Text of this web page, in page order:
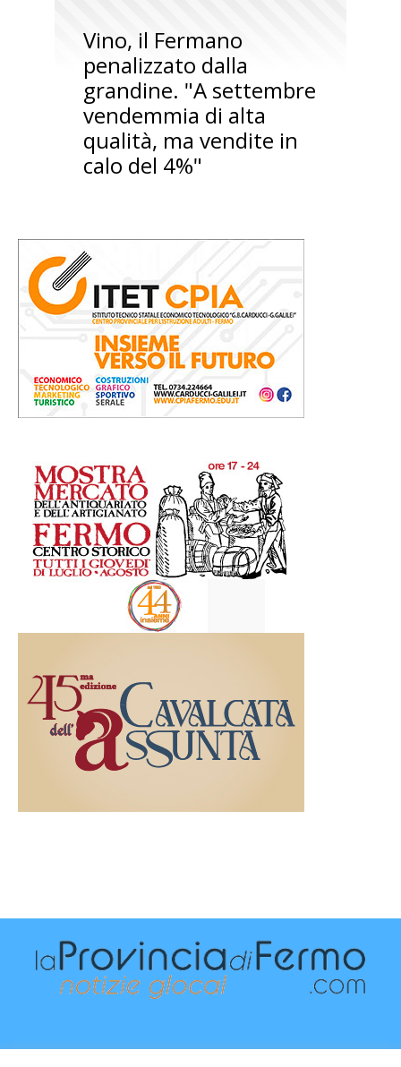
Vino, il Fermano
penalizzato dalla
grandine. "A settembre
vendemmia di alta
qualità, ma vendite in
calo del 4%"